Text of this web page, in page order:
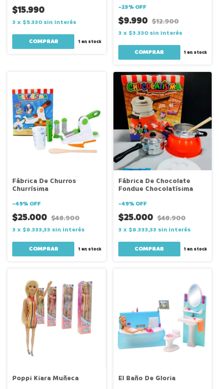
$15.990
3 x $5.330 sin interés
1en stock
-23%OFF
$9.990 $12.900
3 x $3.330 sin interés
1 en stock
Fábrica De Churros
Churrísima
-49%OFF
$25.000 $48.900
3 x $8.333,33 sin interés
1en stock
Fábrica De Chocolate
Fondue Chocolatísima
-49%OFF
$25.000 $48.900
3 x $8.333,33 sin interés
1 en stock
Poppi Kiara Muñeca El Baño De Gloria